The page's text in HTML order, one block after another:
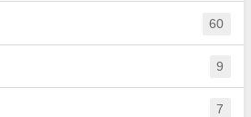
60
9
7